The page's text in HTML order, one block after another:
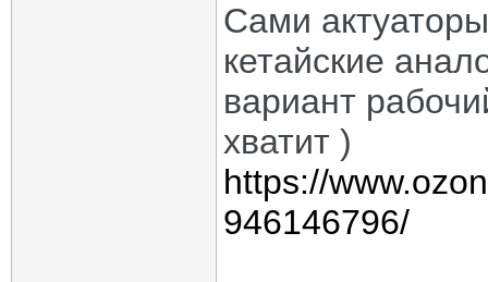
Сами
кетайские
вариант
хватит )
https://
946146796/